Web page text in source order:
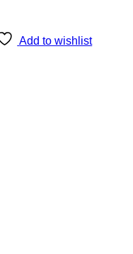
Add to wishlist